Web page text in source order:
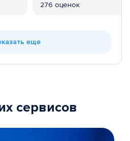
276 оценок
еще
сервисов